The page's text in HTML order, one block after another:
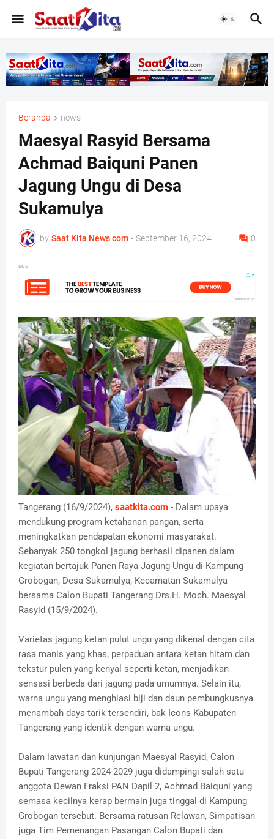
Beranda news
Maesyal Rasyid Bersama
Achmad Baiquni Panen
Jagung Ungu di Desa
Sukamulya
by Saat Kita News com - September 16, 2024 0
ads
Tangerang (16/9/2024), saatkita.com - Dalam upaya
mendukung program ketahanan pangan, serta
meningkatkan pendapatan ekonomi masyarakat.
Sebanyak 250 tongkol jagung berhasil dipanen dalam
kegiatan bertajuk Panen Raya Jagung Ungu di Kampung
Grobogan, Desa Sukamulya, Kecamatan Sukamulya
bersama Calon Bupati Tangerang Drs.H. Moch. Maesyal
Rasyid (15/9/2024).
Varietas jagung ketan pulut ungu yang dikenal dengan cita
rasa manis yang khas, perpaduan antara ketan hitam dan
tekstur pulen yang kenyal seperti ketan, menjadikan
sensasi berbeda dari jagung pada umumnya. Selain itu,
warna ungu yang menghiasi biji dan daun pembungkusnya
menambah daya tarik tersendiri, bak Icons Kabupaten
Tangerang yang identik dengan warna ungu.
Dalam lawatan dan kunjungan Maesyal Rasyid, Calon
Bupati Tangerang 2024-2029 juga didampingi salah satu
anggota Dewan Fraksi PAN Dapil 2, Achmad Baiquni yang
semasa kecilnya kerap bermain juga tinggal di Kampung
Grobogan tersebut. Bersama ratusan Relawan, Simpatisan
juga Tim Pemenangan Pasangan Calon Bupati dan